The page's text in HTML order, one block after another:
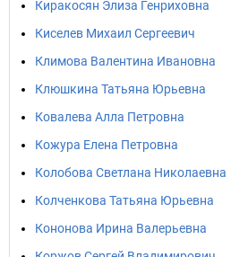
Киракосян Элиза Генриховна
Киселев Михаил Сергеевич
Климова Валентина Ивановна
Клюшкина Татьяна Юрьевна
Ковалева Алла Петровна
Кожура Елена Петровна
Колобова Светлана Николаевна
Колченкова Татьяна Юрьевна
Кононова Ирина Валерьевна